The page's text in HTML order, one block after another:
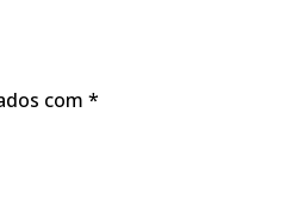
com *